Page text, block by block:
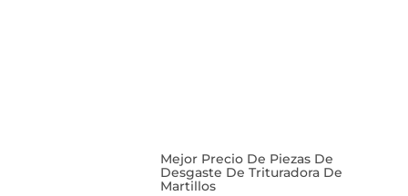
Mejor Precio De Piezas De
Desgaste De Trituradora De
Martillos